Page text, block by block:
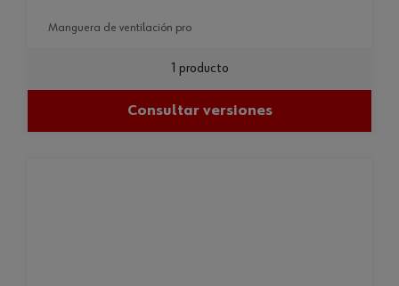
manguera de ventilación pro
1 producto
Consultar versiones